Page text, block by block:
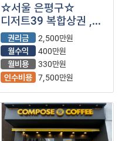
☆서울 은평구☆
디저트39 복합상권 ,
역세권에 위치해
안정적으로
자리잡고있는 매장
소개합니다!
권리금
2,500만원
월수익
400만원
월비용
330만원
인수비용 7,500만원